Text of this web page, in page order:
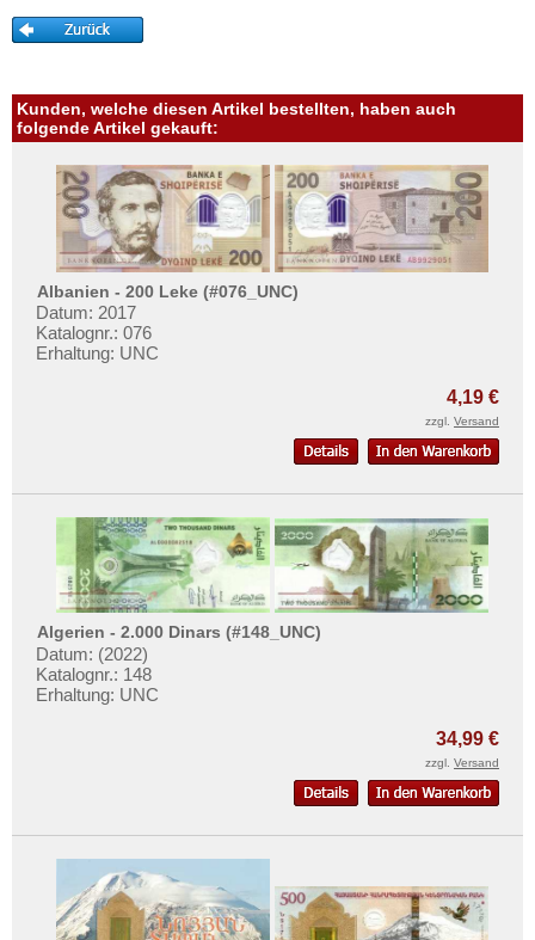
Kunden, welche diesen Artikel bestellten, haben auch
folgende Artikel gekauft:
Albanien - 200 Leke (#076_UNC)
Datum: 2017
Katalognr.: 076
Erhaltung: UNC
4,19 €
zzgl. Versand
Algerien - 2.000 Dinars (#148_UNC)
Datum: (2022)
Katalognr.: 148
Erhaltung: UNC
34,99 €
zzgl. Versand